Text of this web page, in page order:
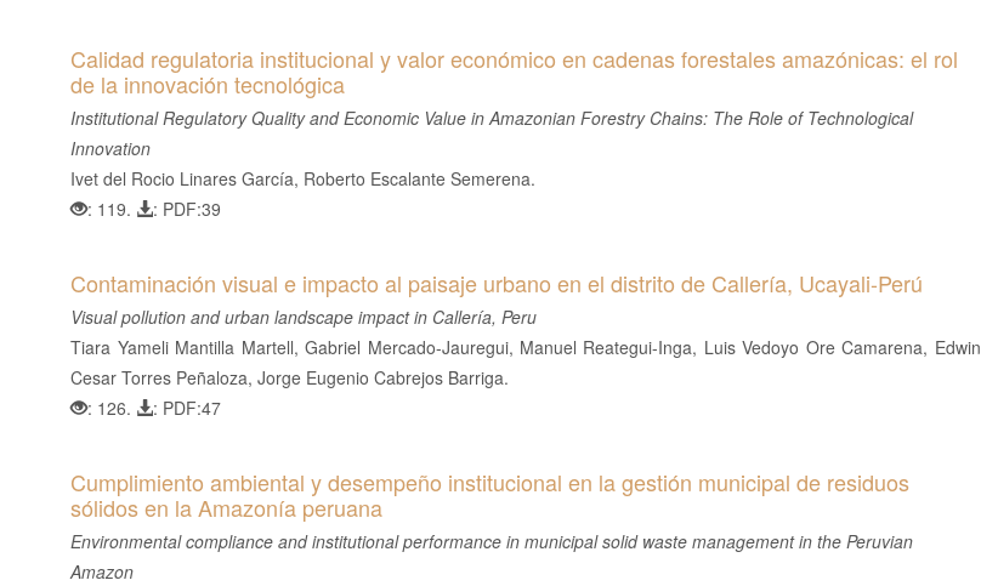
Calidad regulatoria institucional y valor económico en cadenas forestales amazónicas: el rol
de la innovación tecnológica
Institutional Regulatory Quality and Economic Value in Amazonian Forestry Chains: The Role of Technological
Innovation
Ivet del Rocio Linares García, Roberto Escalante Semerena.
: 119.
: PDF:39
Contaminación visual e impacto al paisaje urbano en el distrito de Callería, Ucayali-Perú
Visual pollution and urban landscape impact in Callería, Peru
Tiara Yameli Mantilla Martell, Gabriel Mercado-Jauregui, Manuel Reategui-Inga, Luis Vedoyo Ore Camarena, Edwin
Cesar Torres Peñaloza, Jorge Eugenio Cabrejos Barriga.
: 126.
: PDF:47
Cumplimiento ambiental y desempeño institucional en la gestión municipal de residuos
sólidos en la Amazonía peruana
Environmental compliance and institutional performance in municipal solid waste management in the Peruvian
Amazon